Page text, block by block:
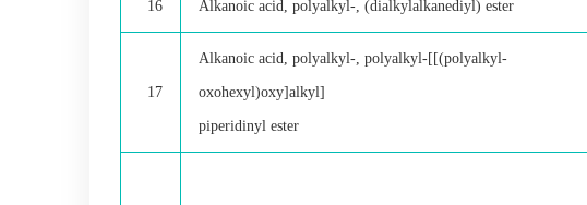
16 Alkanoic acid, polyalkyl-, (dialkylalkanediyl) ester
17
Alkanoic acid, polyalkyl-, polyalkyl-[[(polyalkyl-
oxohexyl)oxy]alkyl]
piperidinyl ester